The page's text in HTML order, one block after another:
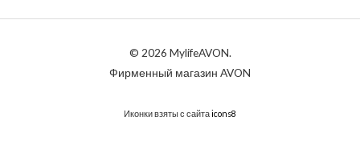
© 2026 MylifeAVON.
Фирменный магазин AVON
Иконки взяты с сайтаicons8